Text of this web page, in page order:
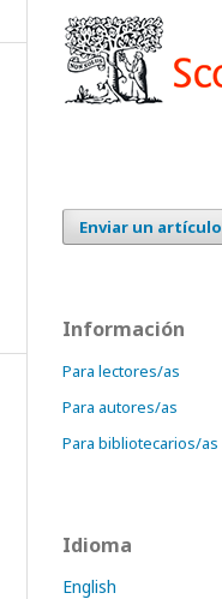
Enviar un artículo
Información
Para lectores/as
Para autores/as
Para bibliotecarios/as
Idioma
English